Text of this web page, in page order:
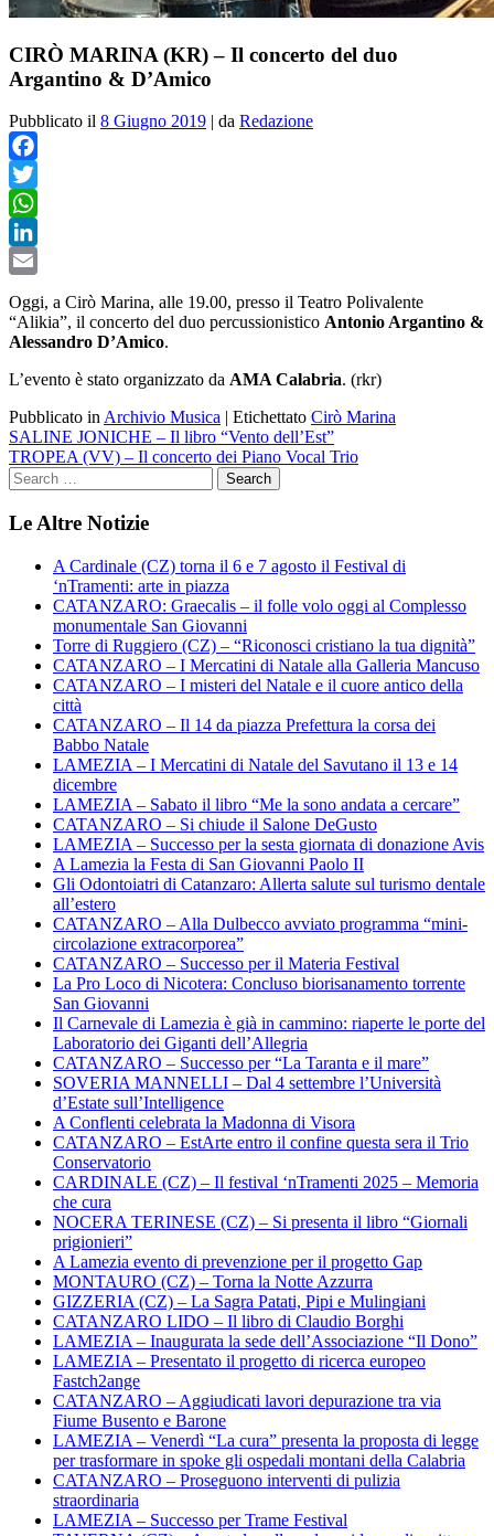
CIRÒ MARINA (KR) – Il concerto del duo
Argantino & D’Amico
Pubblicato il 8 Giugno 2019 | da Redazione
Facebook
Twitter
WhatsApp
LinkedIn
Oggi, a Cirò Marina, alle 19.00, presso il Teatro Polivalente
“Alikia”, il concerto del duo percussionistico Antonio Argantino &
Alessandro D’Amico.
L’evento è stato organizzato da AMA Calabria. (rkr)
Pubblicato inArchivio Musica | Etichettato Cirò Marina
Navigazione
articoli
SALINE JONICHE – Il libro “Vento dell’Est”
TROPEA (VV) – Il concerto dei Piano Vocal Trio
Le Altre Notizie
A Cardinale (CZ) torna il 6 e 7 agosto il Festival di
‘nTramenti: arte in piazza
CATANZARO: Graecalis – il folle volo oggi al Complesso
monumentale San Giovanni
Torre di Ruggiero (CZ) – “Riconosci cristiano la tua dignità”
CATANZARO – I Mercatini di Natale alla Galleria Mancuso
CATANZARO – I misteri del Natale e il cuore antico della
città
CATANZARO – Il 14 da piazza Prefettura la corsa dei
Babbo Natale
LAMEZIA – I Mercatini di Natale del Savutano il 13 e 14
dicembre
LAMEZIA – Sabato il libro “Me la sono andata a cercare”
CATANZARO – Si chiude il Salone DeGusto
LAMEZIA – Successo per la sesta giornata di donazione Avis
A Lamezia la Festa di San Giovanni Paolo II
Gli Odontoiatri di Catanzaro: Allerta salute sul turismo dentale
all’estero
CATANZARO – Alla Dulbecco avviato programma “mini-
circolazione extracorporea”
CATANZARO – Successo per il Materia Festival
La Pro Loco di Nicotera: Concluso biorisanamento torrente
San Giovanni
Il Carnevale di Lamezia è già in cammino: riaperte le porte del
Laboratorio dei Giganti dell’Allegria
CATANZARO – Successo per “La Taranta e il mare”
SOVERIA MANNELLI – Dal 4 settembre l’Università
d’Estate sull’Intelligence
A Conflenti celebrata la Madonna di Visora
CATANZARO – EstArte entro il confine questa sera il Trio
Conservatorio
CARDINALE (CZ) – Il festival ‘nTramenti 2025 – Memoria
che cura
NOCERA TERINESE (CZ) – Si presenta il libro “Giornali
prigionieri”
A Lamezia evento di prevenzione per il progetto Gap
MONTAURO (CZ) – Torna la Notte Azzurra
GIZZERIA (CZ) – La Sagra Patati, Pipi e Mulingiani
CATANZARO LIDO – Il libro di Claudio Borghi
LAMEZIA – Inaugurata la sede dell’Associazione “Il Dono”
LAMEZIA – Presentato il progetto di ricerca europeo
Fastch2ange
CATANZARO – Aggiudicati lavori depurazione tra via
Fiume Busento e Barone
LAMEZIA – Venerdì “La cura” presenta la proposta di legge
per trasformare in spoke gli ospedali montani della Calabria
CATANZARO – Proseguono interventi di pulizia
straordinaria
LAMEZIA – Successo per Trame Festival